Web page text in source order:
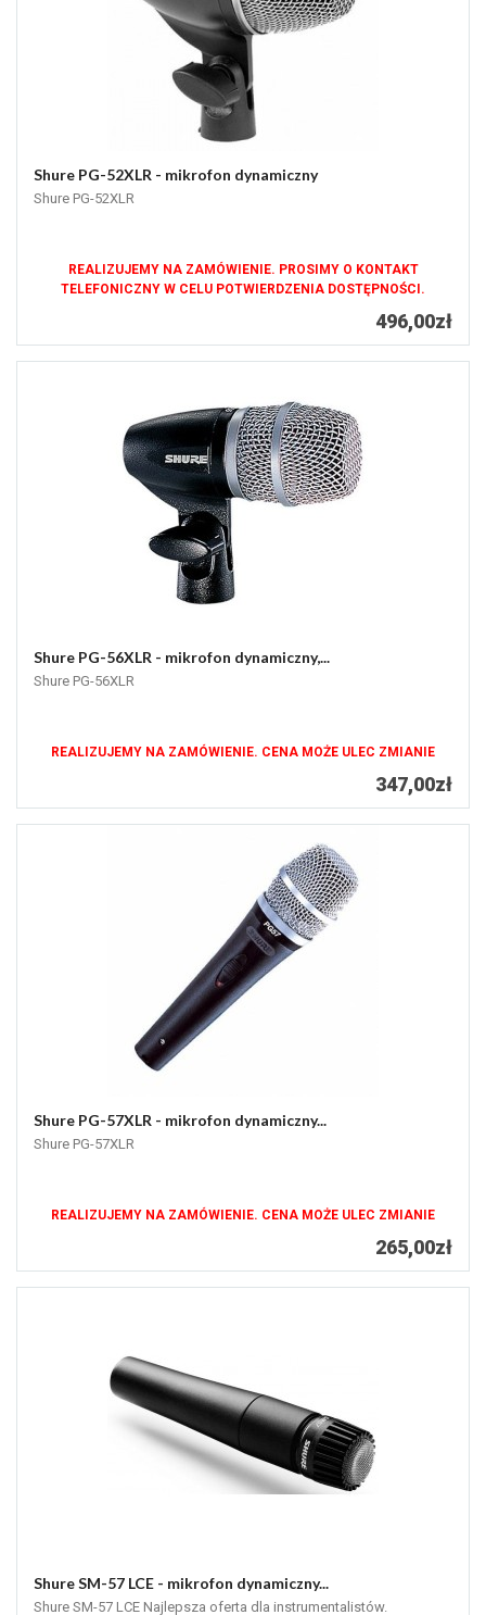
Shure PG-52XLR - mikrofon dynamiczny
Shure PG-52XLR
REALIZUJEMY NA ZAMÓWIENIE. PROSIMY O KONTAKT
TELEFONICZNY W CELU POTWIERDZENIA DOSTĘPNOŚCI.
496,00zł
Shure PG-56XLR - mikrofon dynamiczny,...
Shure PG-56XLR
REALIZUJEMY NA ZAMÓWIENIE. CENA MOŻE ULEC ZMIANIE
347,00zł
Shure PG-57XLR - mikrofon dynamiczny...
Shure PG-57XLR
REALIZUJEMY NA ZAMÓWIENIE. CENA MOŻE ULEC ZMIANIE
265,00zł
Shure SM-57 LCE - mikrofon dynamiczny...
Shure SM-57 LCE Najlepsza oferta dla instrumentalistów.